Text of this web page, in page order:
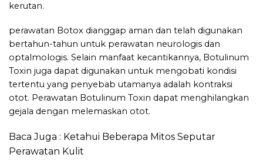
kerutan.
perawatan Botox dianggap aman dan telah digunakan
bertahun-tahun untuk perawatan neurologis dan
optalmologis. Selain manfaat kecantikannya, Botulinum
Toxin juga dapat digunakan untuk mengobati kondisi
tertentu yang penyebab utamanya adalah kontraksi
otot. Perawatan Botulinum Toxin dapat menghilangkan
gejala dengan melemaskan otot.
Baca Juga : Ketahui Beberapa Mitos Seputar
Perawatan Kulit